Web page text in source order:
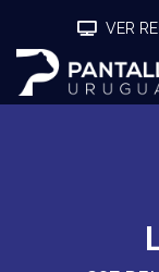
VER